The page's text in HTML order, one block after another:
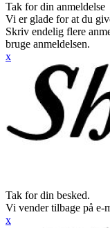
Tak for din anmeldelse
Vi er glade for at du
Skriv endelig flere
bruge anmeldelsen.
x
Tak for din besked.
Vi vender tilbage på e-
x